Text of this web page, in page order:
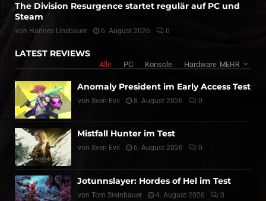
The Division Resurgence startet regulär auf PC und
Steam
von Hannes Linsbauer 6. August 2026 0
LATEST REVIEWS
Alle PC Konsole Hardware MEHR
Anomaly President im Early Access Test
von Sven Evil 8. August 2026 0
Mistfall Hunter im Test
von Sven Evil 6. August 2026 0
Jotunnslayer: Hordes of Hel im Test
von Tom Steinbauer 4. August 2026 0